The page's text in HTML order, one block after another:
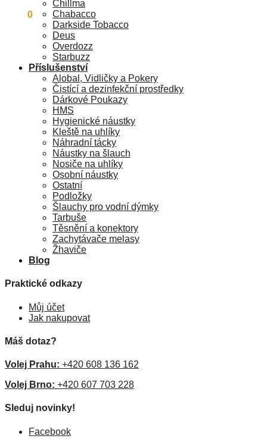
0
Chillma
Chabacco
Darkside Tobacco
Deus
Overdozz
Starbuzz
Příslušenství
Alobal, Vidličky a Pokery
Čistící a dezinfekční prostředky
Dárkové Poukazy
HMS
Hygienické náustky
Kleště na uhlíky
Náhradní tácky
Náustky na šlauch
Nosiče na uhlíky
Osobní náustky
Ostatní
Podložky
Šlauchy pro vodní dýmky
Tarbuše
Těsnění a konektory
Zachytávače melasy
Žhaviče
Blog
Praktické odkazy
Můj účet
Jak nakupovat
Máš dotaz?
Volej Prahu: +420 608 136 162
Volej Brno: +420 607 703 228
Sleduj novinky!
Facebook